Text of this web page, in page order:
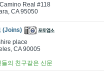
Real #118
CA 95050
(Joins)
place
CA 90005
들의 친구같은 신문